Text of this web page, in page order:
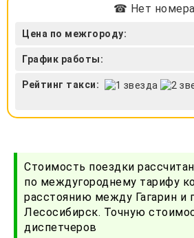
☎ Нет номера
Цена по межгороду:
График работы:
Рейтинг такси:
Стоимость поездки
по междугороднему тарифу
расстоянию между Гагарин и
Лесосибирск. Точную
диспетчеров